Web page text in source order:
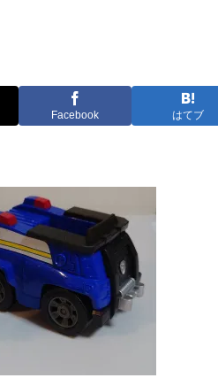
Facebook はてブ